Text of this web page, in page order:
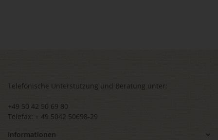
Telefonische Unterstützung und Beratung unter:
+49 50 42 50 69 80
Telefax: + 49 5042 50698-29
Informationen